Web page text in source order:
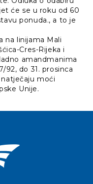
će se u roku od 60
ponuda., a to je
na linijama Mali
Cres-Rijeka i
amandmanima
92, do 31. prosinca
moći
Unije.